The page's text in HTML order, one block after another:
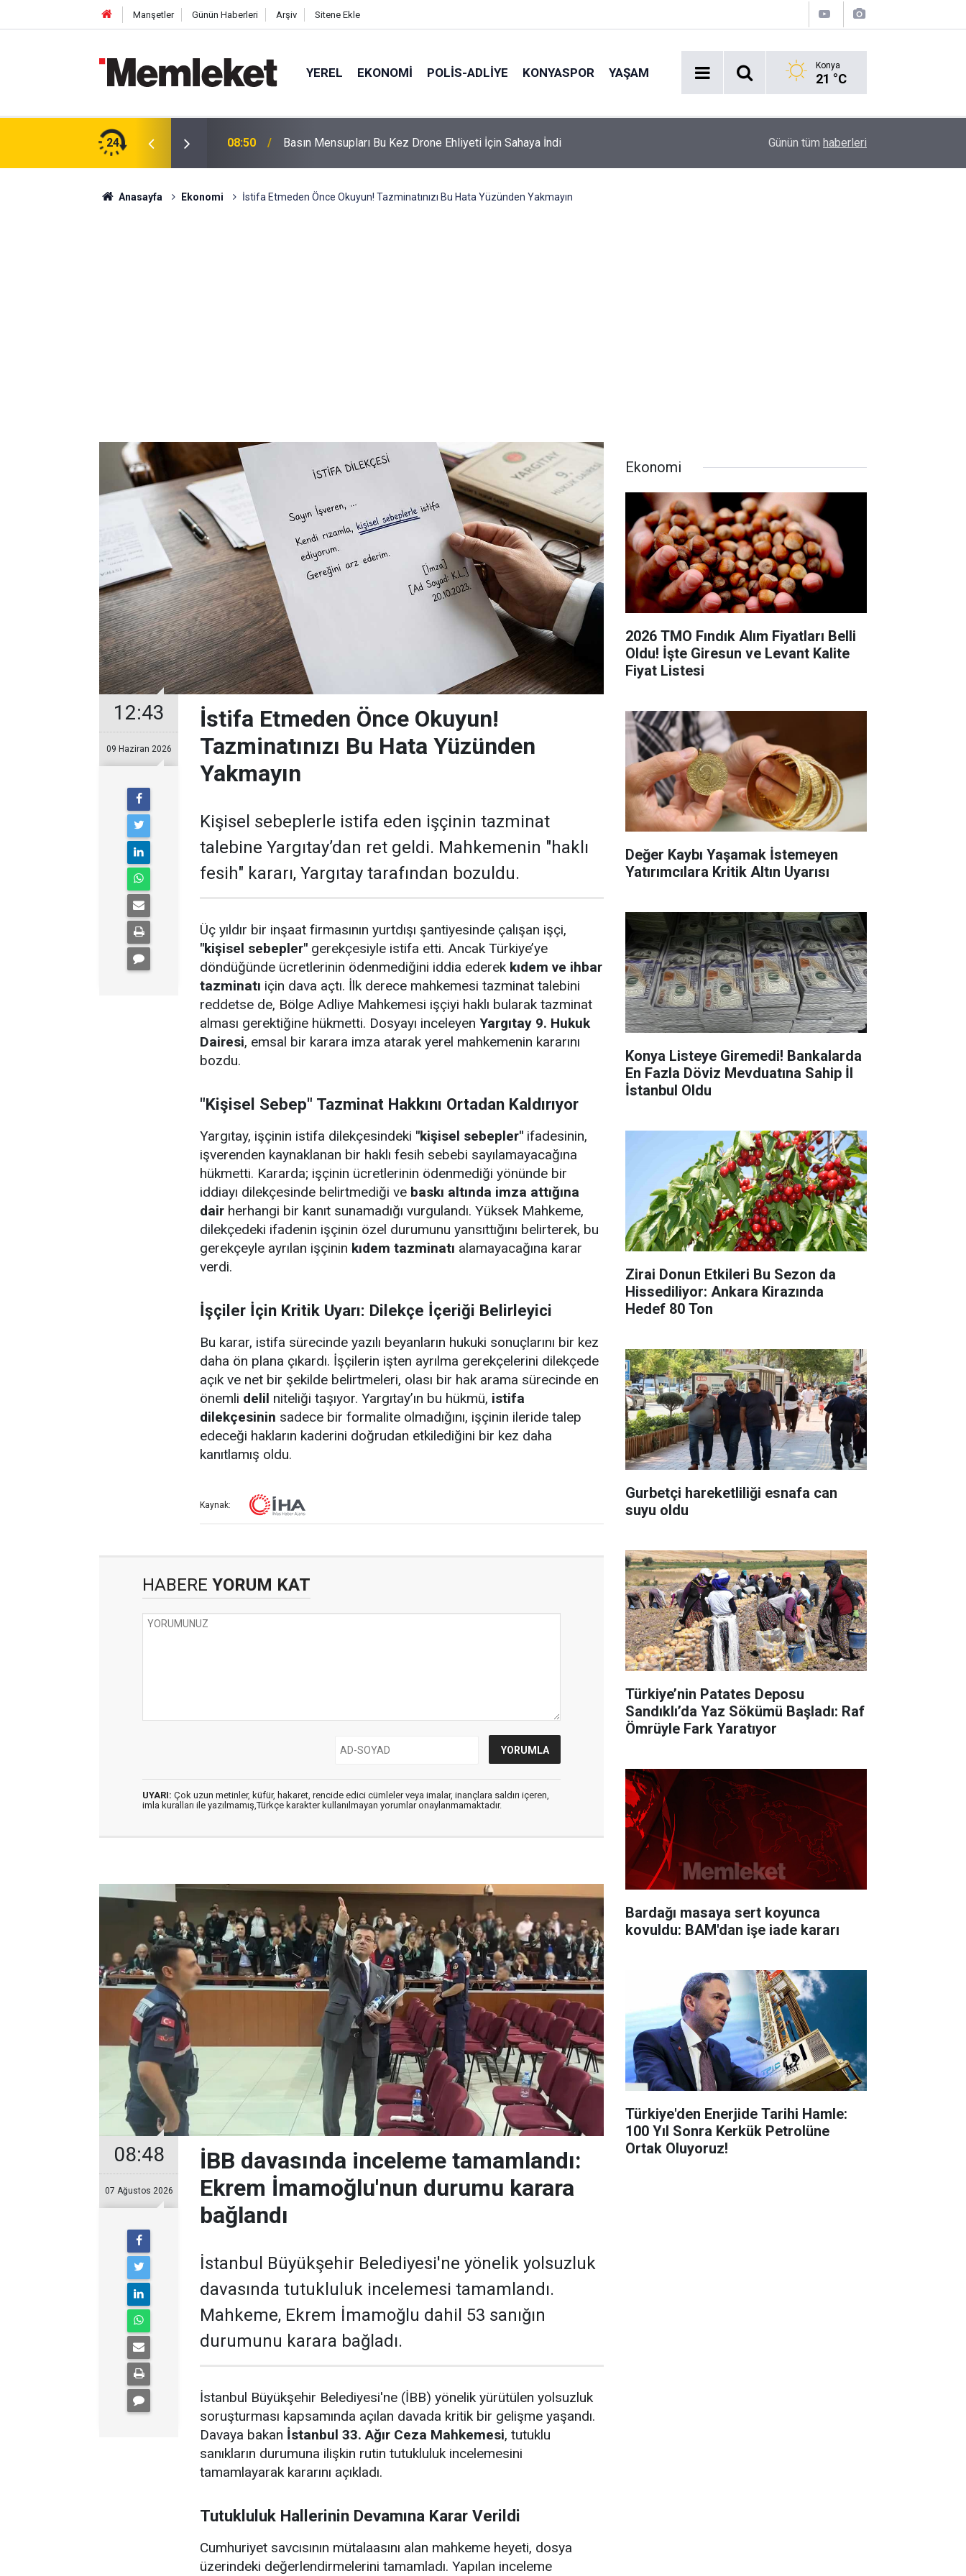
Manşetler Günün Haberleri Arşiv Sitene Ekle
YEREL EKONOMI POLİS-ADLİYE KONYASPOR YAŞAM Konya
21 °C
24 08:50 Basın Mensupları Bu Kez Drone Ehliyeti İçin Sahaya İndi Günün tüm haberleri
Anasayfa Ekonomi İstifa Etmeden Önce Okuyun! Tazminatınızı Bu Hata Yüzünden Yakmayın
12:43
09 Haziran 2026
İstifa Etmeden Önce Okuyun!
Tazminatınızı Bu Hata Yüzünden
Yakmayın
Kişisel sebeplerle istifa eden işçinin tazminat
talebine Yargıtay’dan ret geldi. Mahkemenin "haklı
fesih" kararı, Yargıtay tarafından bozuldu.
Üç yıldır bir inşaat firmasının yurtdışı şantiyesinde çalışan işçi,
"kişisel sebepler" gerekçesiyle istifa etti. Ancak Türkiye’ye
döndüğünde ücretlerinin ödenmediğini iddia ederek kıdem ve ihbar
tazminatı için dava açtı. İlk derece mahkemesi tazminat talebini
reddetse de, Bölge Adliye Mahkemesi işçiyi haklı bularak tazminat
alması gerektiğine hükmetti. Dosyayı inceleyen Yargıtay 9. Hukuk
Dairesi, emsal bir karara imza atarak yerel mahkemenin kararını
bozdu.
"Kişisel Sebep" Tazminat Hakkını Ortadan Kaldırıyor
Yargıtay, işçinin istifa dilekçesindeki "kişisel sebepler" ifadesinin,
işverenden kaynaklanan bir haklı fesih sebebi sayılamayacağına
hükmetti. Kararda; işçinin ücretlerinin ödenmediği yönünde bir
iddiayı dilekçesinde belirtmediği ve baskı altında imza attığına
dair herhangi bir kanıt sunamadığı vurgulandı. Yüksek Mahkeme,
dilekçedeki ifadenin işçinin özel durumunu yansıttığını belirterek, bu
gerekçeyle ayrılan işçinin kıdem tazminatı alamayacağına karar
verdi.
İşçiler İçin Kritik Uyarı: Dilekçe İçeriği Belirleyici
Bu karar, istifa sürecinde yazılı beyanların hukuki sonuçlarını bir kez
daha ön plana çıkardı. İşçilerin işten ayrılma gerekçelerini dilekçede
açık ve net bir şekilde belirtmeleri, olası bir hak arama sürecinde en
önemli delil niteliği taşıyor. Yargıtay’ın bu hükmü, istifa
dilekçesinin sadece bir formalite olmadığını, işçinin ileride talep
edeceği hakların kaderini doğrudan etkilediğini bir kez daha
kanıtlamış oldu.
Kaynak:
HABERE YORUM KAT
UYARI: Çok uzun metinler, küfür, hakaret, rencide edici cümleler veya imalar, inançlara saldırı içeren,
imla kuralları ile yazılmamış,Türkçe karakter kullanılmayan yorumlar onaylanmamaktadır.
08:48
07 Ağustos 2026
İBB davasında inceleme tamamlandı:
Ekrem İmamoğlu'nun durumu karara
bağlandı
İstanbul Büyükşehir Belediyesi'ne yönelik yolsuzluk
davasında tutukluluk incelemesi tamamlandı.
Mahkeme, Ekrem İmamoğlu dahil 53 sanığın
durumunu karara bağladı.
İstanbul Büyükşehir Belediyesi'ne (İBB) yönelik yürütülen yolsuzluk
soruşturması kapsamında açılan davada kritik bir gelişme yaşandı.
Davaya bakan İstanbul 33. Ağır Ceza Mahkemesi, tutuklu
sanıkların durumuna ilişkin rutin tutukluluk incelemesini
tamamlayarak kararını açıkladı.
Tutukluluk Hallerinin Devamına Karar Verildi
Cumhuriyet savcısının mütalaasını alan mahkeme heyeti, dosya
üzerindeki değerlendirmelerini tamamladı. Yapılan inceleme
Ekonomi
2026 TMO Fındık Alım Fiyatları Belli
Oldu! İşte Giresun ve Levant Kalite
Fiyat Listesi
Değer Kaybı Yaşamak İstemeyen
Yatırımcılara Kritik Altın Uyarısı
Konya Listeye Giremedi! Bankalarda
En Fazla Döviz Mevduatına Sahip İl
İstanbul Oldu
Zirai Donun Etkileri Bu Sezon da
Hissediliyor: Ankara Kirazında
Hedef 80 Ton
Gurbetçi hareketliliği esnafa can
suyu oldu
Türkiye’nin Patates Deposu
Sandıklı’da Yaz Sökümü Başladı: Raf
Ömrüyle Fark Yaratıyor
Bardağı masaya sert koyunca
kovuldu: BAM'dan işe iade kararı
Türkiye'den Enerjide Tarihi Hamle:
100 Yıl Sonra Kerkük Petrolüne
Ortak Oluyoruz!